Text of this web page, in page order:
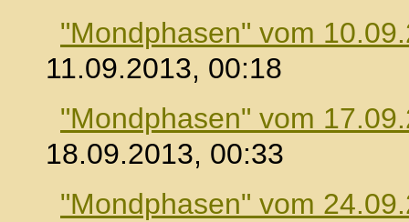
"Mondphasen" vom
11.09.2013, 00:18
"Mondphasen" vom
18.09.2013, 00:33
"Mondphasen" vom